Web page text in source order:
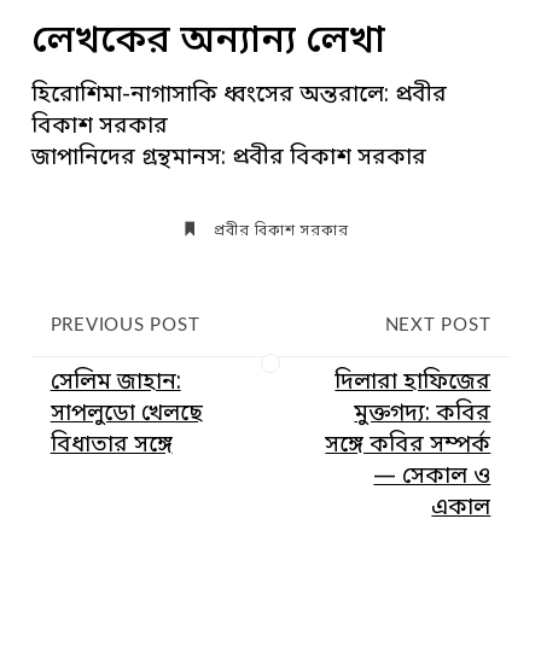
লেখকের অন্যান্য লেখা
হিরোশিমা-নাগাসাকি ধ্বংসের অন্তরালে: প্রবীর
বিকাশ সরকার
জাপানিদের গ্রন্থমানস: প্রবীর বিকাশ সরকার
প্রবীর বিকাশ সরকার
PREVIOUS POST
সেলিম জাহান:
সাপলুডো খেলছে
বিধাতার সঙ্গে
NEXT POST
দিলারা হাফিজের
মুক্তগদ্য: কবির
সঙ্গে কবির সম্পর্ক
— সেকাল ও
একাল